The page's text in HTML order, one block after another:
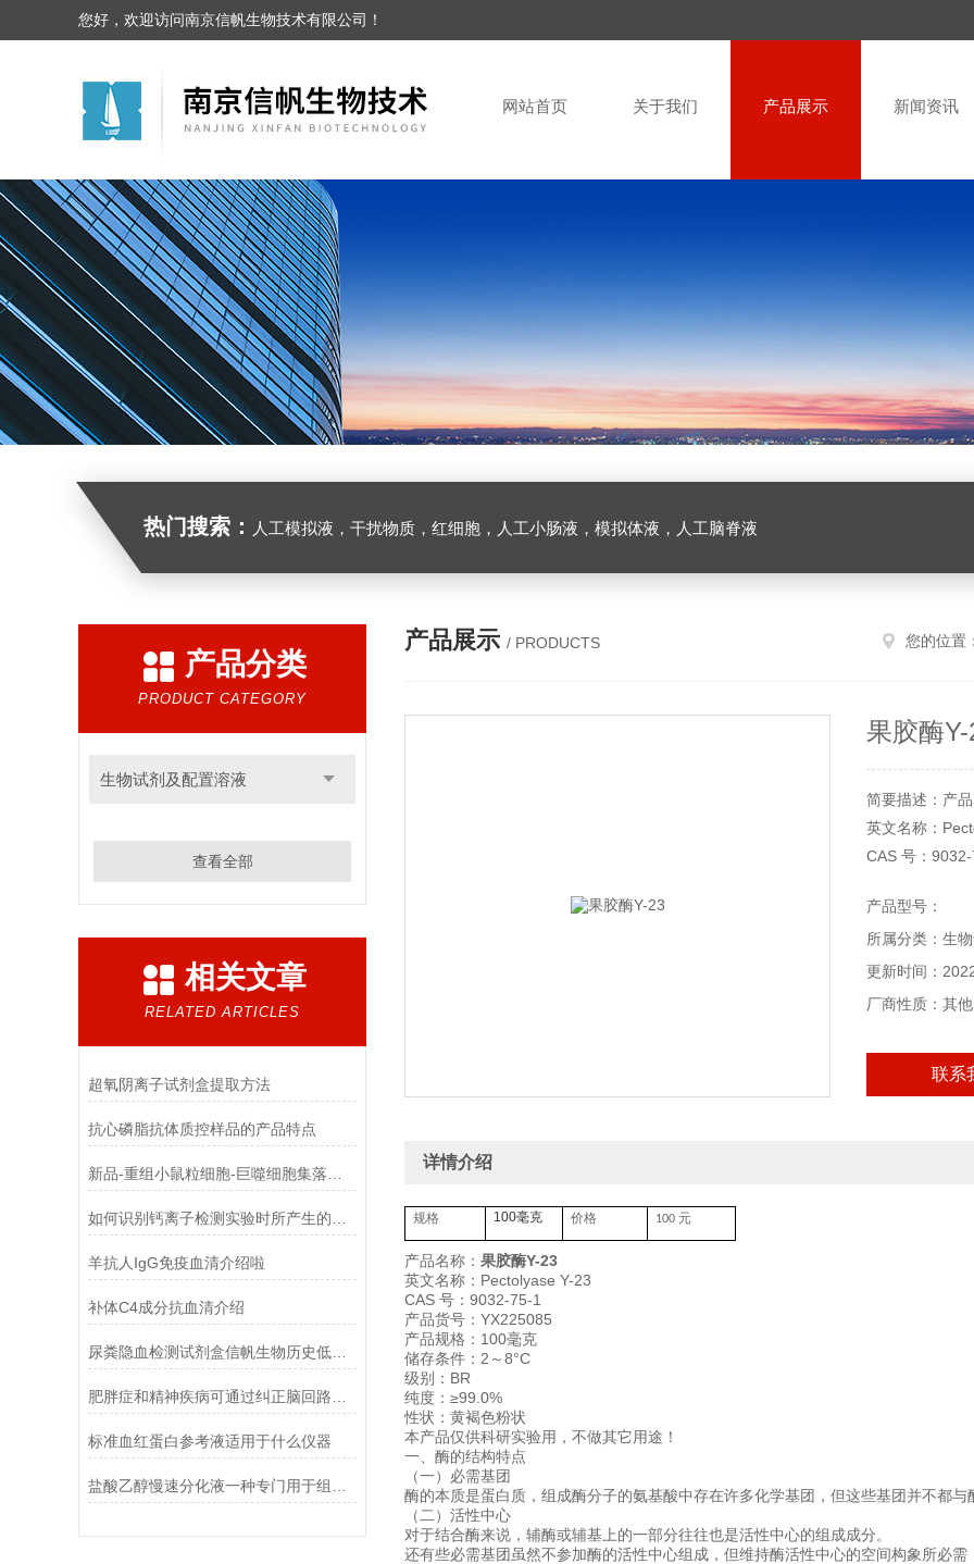
您好，欢迎访问南京信帆生物技术有限公司！
网站首页 关于我们 产品展示 新闻资讯
热门搜索： 人工模拟液，干扰物质，红细胞，人工小肠液，模拟体液，人工脑脊液
产品分类
PRODUCT CATEGORY
生物试剂及配置溶液
查看全部
相关文章
RELATED ARTICLES
超氧阴离子试剂盒提取方法
抗心磷脂抗体质控样品的产品特点
羊抗人IgG免疫血清介绍啦
补体C4成分抗血清介绍
尿粪隐血检测试剂盒信帆生物历史低，*！
标准血红蛋白参考液适用于什么仪器
产品展示 / PRODUCTS 您的位置：
果胶酶Y-
简要描述：产
英文名称：
CAS 号：9032-
产品规格：100
储存条件：2～
本产品仅供科
产品型号：
所属分类：生
更新时间：
厂商性质：其他
联系
详情介绍
规格 100毫克 价格 100 元
产品名称： 果胶酶Y-23
英文名称：Pectolyase Y-23
CAS 号：9032-75-1
产品货号：YX225085
产品规格：100毫克
储存条件：2～8°C
级别：BR
纯度：≥99.0%
性状：黄褐色粉状
本产品仅供科研实验用，不做其它用途！
一、酶的结构特点
（一）必需基团
酶的本质是蛋白质，组成酶分子的氨基酸中存在许多化学基团，但这些基团并不都
（二）活性中心
对于结合酶来说，辅酶或辅基上的一部分往往也是活性中心的组成成分。
还有些必需基团虽然不参加酶的活性中心组成，但维持酶活性中心的空间构象所必需